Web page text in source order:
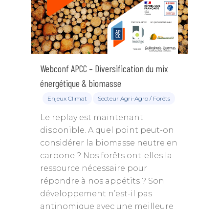
Webconf APCC – Diversification du mix
énergétique & biomasse
Enjeux Climat Secteur Agri-Agro / Forêts
Le replay est maintenant
disponible. A quel point peut-on
considérer la biomasse neutre en
carbone ? Nos forêts ont-elles la
ressource nécessaire pour
répondre à nos appétits ? Son
développement n’est-il pas
antinomique avec une meilleure